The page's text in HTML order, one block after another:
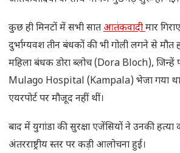
कुछ ही मिनटों में सभी सातआतंकवादीमार
दुर्भाग्यवश तीन बंधकों की भी गोली लगने से मौत
महिला बंधक डोरा ब्लोच (Dora Bloch), जिन्हें
Mulago Hospital (Kampala) भेजा गया
एयरपोर्ट पर मौजूद नहीं थीं।
बाद में युगांडा की सुरक्षा एजेंसियों ने उनकी
अंतरराष्ट्रीय स्तर पर कड़ी आलोचना हुई।